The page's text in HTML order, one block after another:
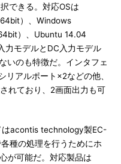
できる。対応OSは
）、Windows
）、Ubuntu 14.04
力モデルとDC入力モデル
いのも特徴だ。インタフェ
アルポート×2などの他、
れており、2画面出力も可
acontis technology製EC-
種の処理を行うためにホ
が可能だ。対応製品は